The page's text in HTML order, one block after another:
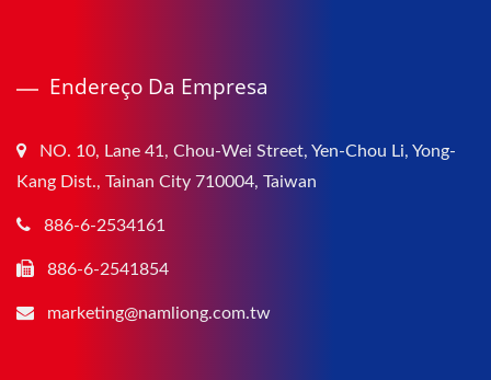
Endereço Da Empresa
NO. 10, Lane 41, Chou-Wei Street, Yen-Chou Li, Yong-
Kang Dist., Tainan City 710004, Taiwan
886-6-2534161
886-6-2541854
marketing@namliong.com.tw